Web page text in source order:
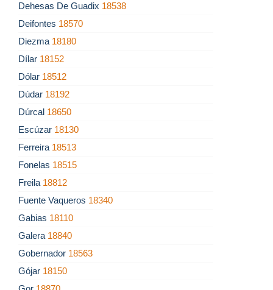
Dehesas De Guadix 18538
Deifontes 18570
Diezma 18180
Dílar 18152
Dólar 18512
Dúdar 18192
Dúrcal 18650
Escúzar 18130
Ferreira 18513
Fonelas 18515
Freila 18812
Fuente Vaqueros 18340
Gabias 18110
Galera 18840
Gobernador 18563
Gójar 18150